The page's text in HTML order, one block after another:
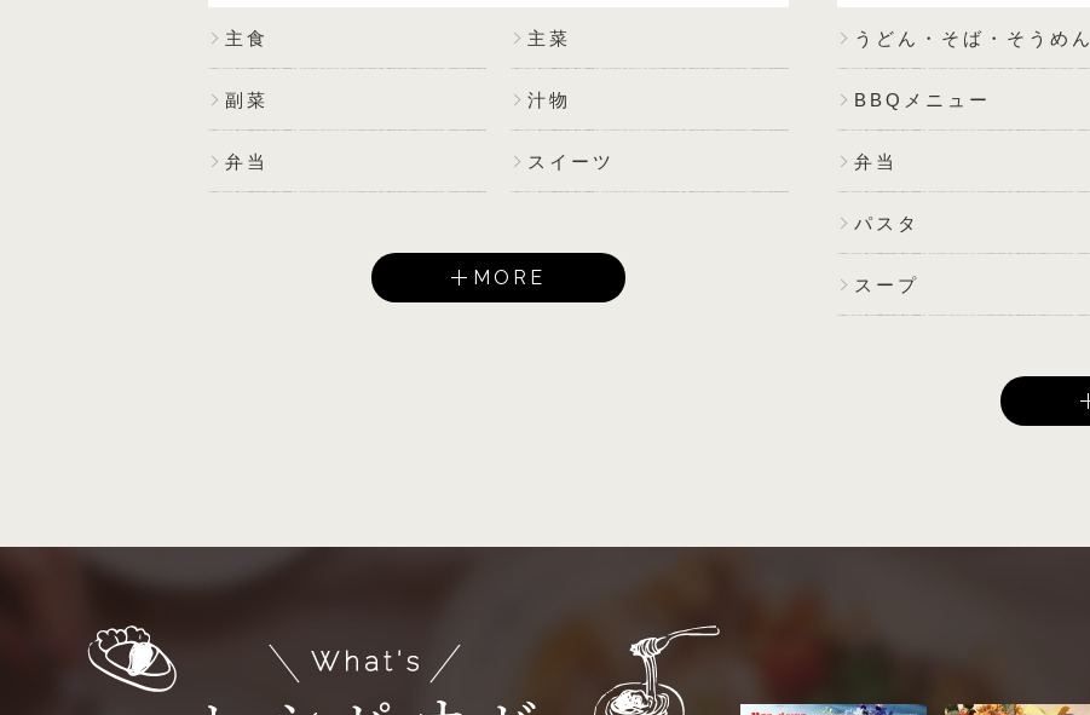
主食 主菜
副菜 汁物
弁当 スイーツ
MORE
うどん・そば・そうめん
BBQメニュー
弁当
パスタ
スープ